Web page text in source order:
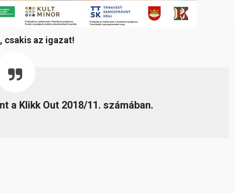
csakis az igazat!
a Klikk Out 2018/11. számában.